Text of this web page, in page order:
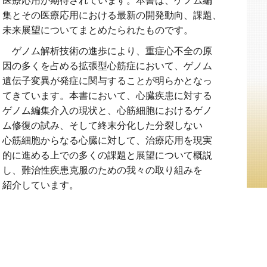
集とその医療応用における最新の開発動向、課題、
未来展望についてまとめたられたものです。
ゲノム解析技術の進歩により、重症心不全の原
因の多くを占める拡張型心筋症において、ゲノム
遺伝子変異が発症に関与することが明らかとなっ
てきています。本書において、心臓疾患に対する
ゲノム編集介入の現状と、心筋細胞におけるゲノ
ム修復の試み、そして終末分化した分裂しない
心筋細胞からなる心臓に対して、治療応用を現実
的に進める上での多くの課題と展望について概説
し、難治性疾患克服のための我々の取り組みを
紹介しています。